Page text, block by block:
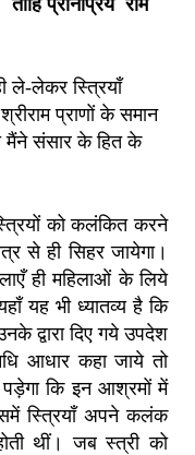
ले-लेकर स्त्रियाँ
प्राणों के समान
मैंने संसार के हित के
को कलंकित करने
से ही सिहर जायेगा।
ही महिलाओं के लिये
यह भी ध्यातव्य है कि
द्वारा दिए गये उपदेश
आधार कहा जाये तो
पड़ेगा कि इन आश्रमों में
स्त्रियाँ अपने कलंक
थीं। जब स्त्री को